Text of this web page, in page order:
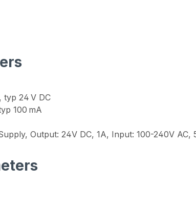
typ 24 V DC
100 mA
Output: 24V DC, 1A, Input: 100-240V